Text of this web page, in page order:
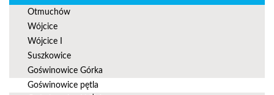
Otmuchów
Wójcice
Wójcice I
Suszkowice
Goświnowice Górka
Goświnowice pętla